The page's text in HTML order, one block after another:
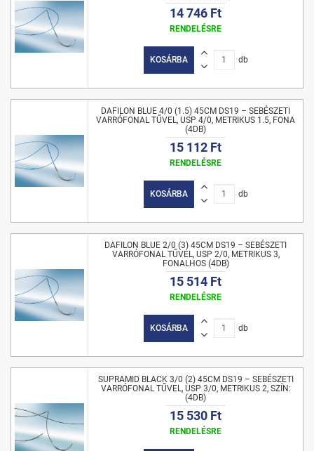
14 746 Ft
RENDELÉSRE
KOSÁRBA db
DAFILON BLUE 4/0 (1.5) 45CM DS19 – SEBÉSZETI
VARRÓFONAL TŰVEL, USP 4/0, METRIKUS 1.5, FONA
(4DB)
15 112 Ft
RENDELÉSRE
KOSÁRBA db
DAFILON BLUE 2/0 (3) 45CM DS19 – SEBÉSZETI
VARRÓFONAL TŰVEL, USP 2/0, METRIKUS 3,
FONALHOS (4DB)
15 514 Ft
RENDELÉSRE
KOSÁRBA db
SUPRAMID BLACK 3/0 (2) 45CM DS19 – SEBÉSZETI
VARRÓFONAL TŰVEL, USP 3/0, METRIKUS 2, SZÍN:
(4DB)
15 530 Ft
RENDELÉSRE